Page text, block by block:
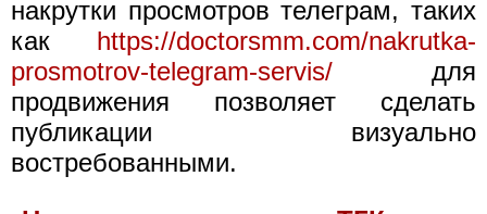
накрутки просмотров телеграм, таких
как https://doctorsmm.com/nakrutka-
prosmotrov-telegram-servis/ для
продвижения позволяет сделать
публикации визуально
востребованными.